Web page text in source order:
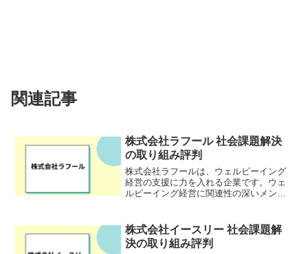
関連記事
株式会社ラフール 社会課題解決
の取り組み評判
株式会社ラフールは、ウェルビーイング
経営の支援に力を入れる企業です。ウェ
ルビーイング経営に関連性の深いメンタ
成長や安定経営を目指す経営者や人事の
人々を支援しています。ま...
株式会社イースリー 社会課題解
決の取り組み評判